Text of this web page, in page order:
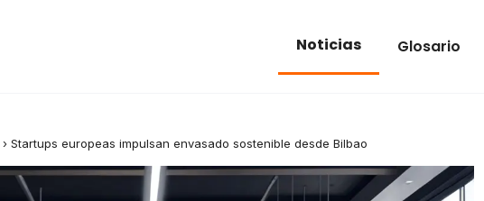
Noticias Glosario
› Startups europeas impulsan envasado sostenible desde Bilbao